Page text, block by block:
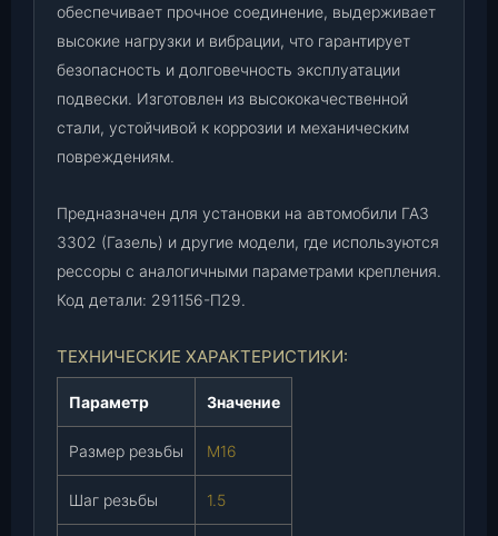
о
р
е
3
0
2
(
2
1
6
П
9
обеспечивает прочное соединение, выдерживает
высокие нагрузки и вибрации, что гарантирует
безопасность и долговечность эксплуатации
подвески. Изготовлен из высококачественной
стали, устойчивой к коррозии и механическим
повреждениям.
Предназначен для установки на автомобили ГАЗ
3302 (Газель) и другие модели, где используются
рессоры с аналогичными параметрами крепления.
Код детали: 291156-П29.
ТЕХНИЧЕСКИЕ ХАРАКТЕРИСТИКИ:
Параметр Значение
Размер резьбы М16
Шаг резьбы 1.5